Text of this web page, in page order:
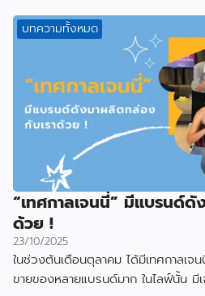
บทความทั้งหมด
“เทศกาลเจนนี่” มีแบรนด์ดั
ด้วย !
23/10/2025
ในช่วงต้นเดือนตุลาคม ได้มีเทศกาลเ
ขายของหลายแบรนด์มาก ในไลฟ์นั้น มี